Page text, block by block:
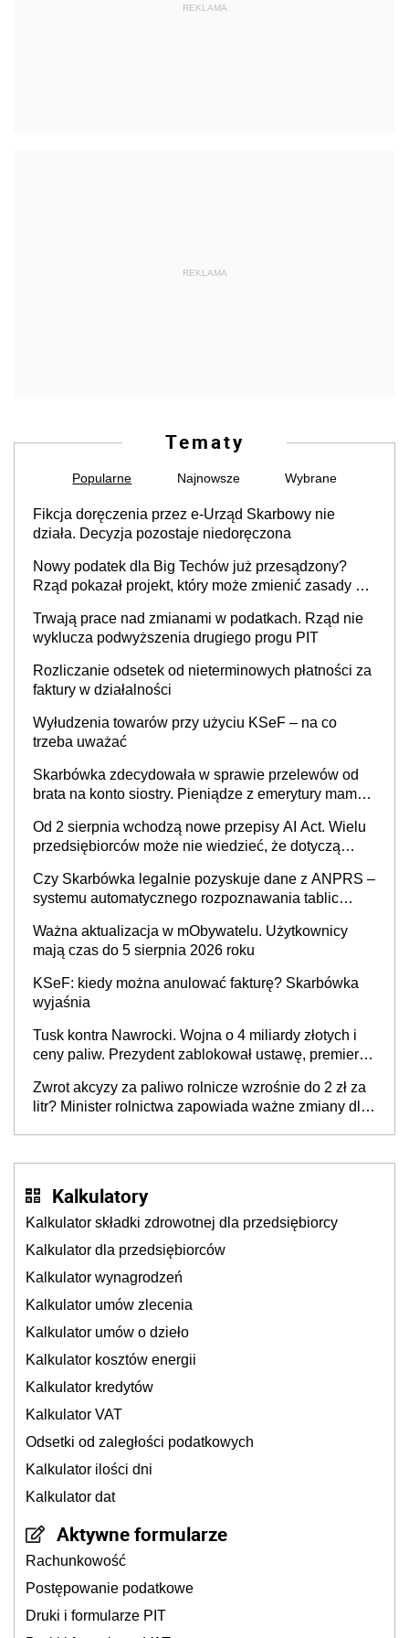
REKLAMA
REKLAMA
Tematy
Popularne Najnowsze Wybrane
Fikcja doręczenia przez e-Urząd Skarbowy nie
działa. Decyzja pozostaje niedoręczona
Nowy podatek dla Big Techów już przesądzony?
Rząd pokazał projekt, który może zmienić zasady gry
Trwają prace nad zmianami w podatkach. Rząd nie
wyklucza podwyższenia drugiego progu PIT
Rozliczanie odsetek od nieterminowych płatności za
faktury w działalności
Wyłudzenia towarów przy użyciu KSeF – na co
trzeba uważać
Skarbówka zdecydowała w sprawie przelewów od
brata na konto siostry. Pieniądze z emerytury mamy
będzie
Od 2 sierpnia wchodzą nowe przepisy AI Act. Wielu
przedsiębiorców może nie wiedzieć, że dotyczą
Czy Skarbówka legalnie pozyskuje dane z ANPRS –
systemu automatycznego rozpoznawania tablic
Ważna aktualizacja w mObywatelu. Użytkownicy
mają czas do 5 sierpnia 2026 roku
KSeF: kiedy można anulować fakturę? Skarbówka
wyjaśnia
Tusk kontra Nawrocki. Wojna o 4 miliardy złotych i
ceny paliw. Prezydent zablokował ustawę, premier
kierowców”
Zwrot akcyzy za paliwo rolnicze wzrośnie do 2 zł za
litr? Minister rolnictwa zapowiada ważne zmiany dla
Kalkulatory
Kalkulator składki zdrowotnej dla przedsiębiorcy
Kalkulator dla przedsiębiorców
Kalkulator wynagrodzeń
Kalkulator umów zlecenia
Kalkulator umów o dzieło
Kalkulator kosztów energii
Kalkulator kredytów
Kalkulator VAT
Odsetki od zaległości podatkowych
Kalkulator ilości dni
Kalkulator dat
Aktywne formularze
Rachunkowość
Postępowanie podatkowe
Druki i formularze PIT